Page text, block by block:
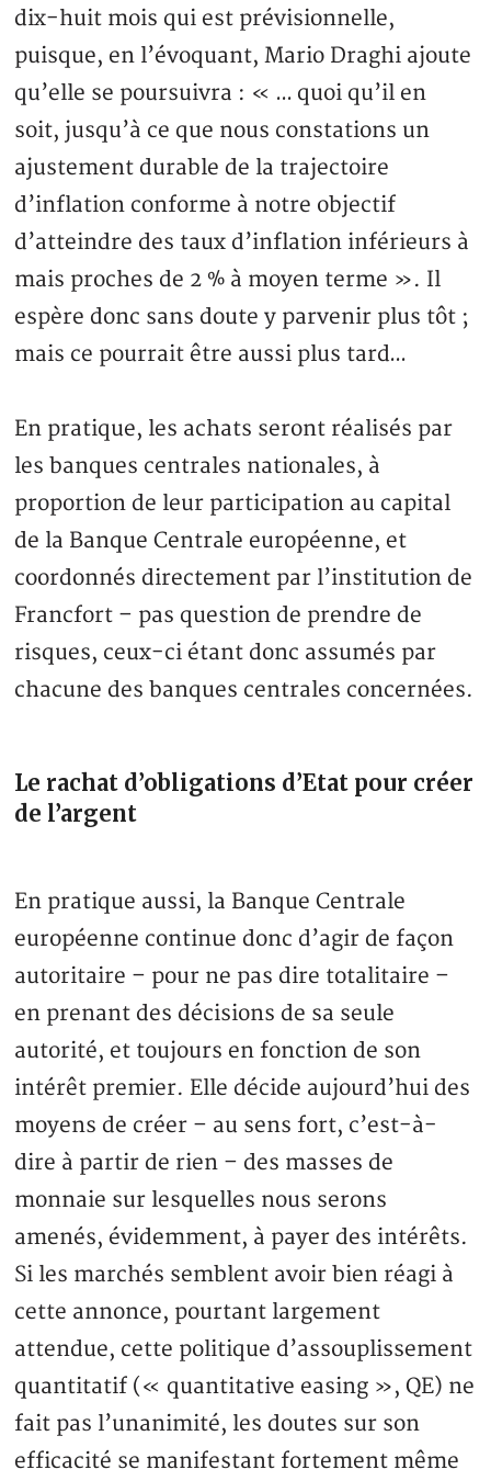
dix-huit mois qui est prévisionnelle,
puisque, en l’évoquant, Mario Draghi ajoute
qu’elle se poursuivra : « … quoi qu’il en
soit, jusqu’à ce que nous constations un
ajustement durable de la trajectoire
d’inflation conforme à notre objectif
d’atteindre des taux d’inflation inférieurs à
mais proches de 2 % à moyen terme ». Il
espère donc sans doute y parvenir plus tôt ;
mais ce pourrait être aussi plus tard…
En pratique, les achats seront réalisés par
les banques centrales nationales, à
proportion de leur participation au capital
de la Banque Centrale européenne, et
coordonnés directement par l’institution de
Francfort – pas question de prendre de
risques, ceux-ci étant donc assumés par
chacune des banques centrales concernées.
Le rachat d’obligations d’Etat pour créer
de l’argent
En pratique aussi, la Banque Centrale
européenne continue donc d’agir de façon
autoritaire – pour ne pas dire totalitaire –
en prenant des décisions de sa seule
autorité, et toujours en fonction de son
intérêt premier. Elle décide aujourd’hui des
moyens de créer – au sens fort, c’est-à-
dire à partir de rien – des masses de
monnaie sur lesquelles nous serons
amenés, évidemment, à payer des intérêts.
Si les marchés semblent avoir bien réagi à
cette annonce, pourtant largement
attendue, cette politique d’assouplissement
quantitatif (« quantitative easing », QE) ne
fait pas l’unanimité, les doutes sur son
efficacité se manifestant fortement même